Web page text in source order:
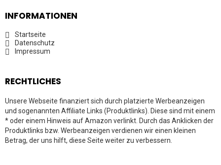
INFORMATIONEN
Startseite
Datenschutz
Impressum
RECHTLICHES
Unsere Webseite finanziert sich durch platzierte Werbeanzeigen
und sogenannten Affiliate Links (Produktlinks). Diese sind mit einem
* oder einem Hinweis auf Amazon verlinkt. Durch das Anklicken der
Produktlinks bzw. Werbeanzeigen verdienen wir einen kleinen
Betrag, der uns hilft, diese Seite weiter zu verbessern.